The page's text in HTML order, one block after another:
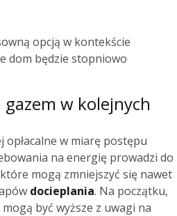
opcją w kontekście
dom będzie stopniowo
w kolejnych
w miarę postępu
na energię prowadzi do
mogą zmniejszyć się nawet
docieplania. Na początku,
być wyższe z uwagi na